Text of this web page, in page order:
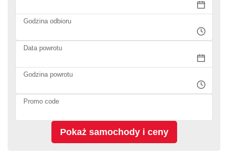
Godzina odbioru
Data powrotu
Godzina powrotu
Promo code